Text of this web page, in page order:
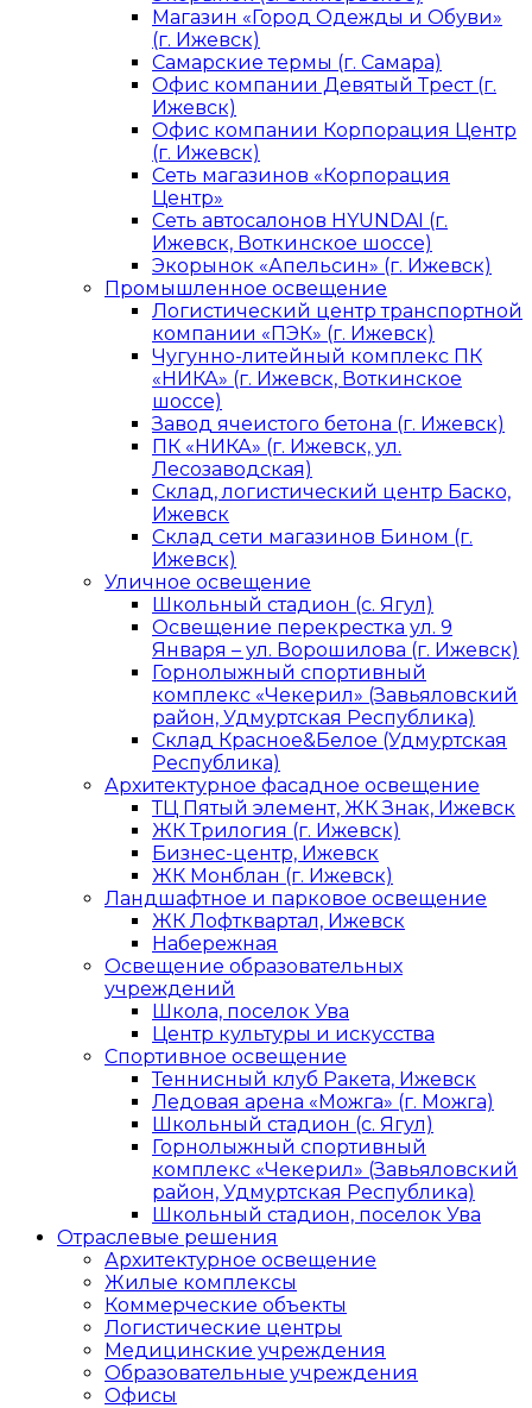
Магазин «Город Одежды и Обуви»
(г. Ижевск)
Самарские термы (г. Самара)
Офис компании Девятый Трест (г.
Ижевск)
Офис компании Корпорация Центр
(г. Ижевск)
Сеть магазинов «Корпорация
Центр»
Сеть автосалонов HYUNDAI (г.
Ижевск, Воткинское шоссе)
Экорынок «Апельсин» (г. Ижевск)
Промышленное освещение
Логистический центр транспортной
компании «ПЭК» (г. Ижевск)
Чугунно-литейный комплекс ПК
«НИКА» (г. Ижевск, Воткинское
шоссе)
Завод ячеистого бетона (г. Ижевск)
ПК «НИКА» (г. Ижевск, ул.
Лесозаводская)
Склад, логистический центр Баско,
Ижевск
Склад сети магазинов Бином (г.
Ижевск)
Уличное освещение
Школьный стадион (с. Ягул)
Освещение перекрестка ул. 9
Января – ул. Ворошилова (г. Ижевск)
Горнолыжный спортивный
комплекс «Чекерил» (Завьяловский
район, Удмуртская Республика)
Склад Красное&Белое (Удмуртская
Республика)
Архитектурное фасадное освещение
ТЦ Пятый элемент, ЖК Знак, Ижевск
ЖК Трилогия (г. Ижевск)
Бизнес-центр, Ижевск
ЖК Монблан (г. Ижевск)
Ландшафтное и парковое освещение
ЖК Лофтквартал, Ижевск
Набережная
Освещение образовательных
учреждений
Школа, поселок Ува
Центр культуры и искусства
Спортивное освещение
Теннисный клуб Ракета, Ижевск
Ледовая арена «Можга» (г. Можга)
Школьный стадион (с. Ягул)
Горнолыжный спортивный
комплекс «Чекерил» (Завьяловский
район, Удмуртская Республика)
Школьный стадион, поселок Ува
Отраслевые решения
Архитектурное освещение
Жилые комплексы
Коммерческие объекты
Логистические центры
Медицинские учреждения
Образовательные учреждения
Офисы